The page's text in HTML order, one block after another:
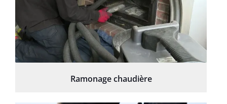
Ramonage chaudière